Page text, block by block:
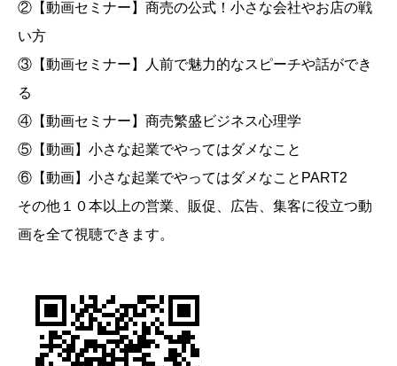
②【動画セミナー】商売の公式！小さな会社やお店の戦
い方
③【動画セミナー】人前で魅力的なスピーチや話ができ
る
④【動画セミナー】商売繁盛ビジネス心理学
⑤【動画】小さな起業でやってはダメなこと
⑥【動画】小さな起業でやってはダメなことPART2
その他１０本以上の営業、販促、広告、集客に役立つ動
画を全て視聴できます。